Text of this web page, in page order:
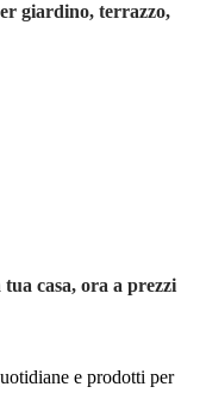
giardino, terrazzo,
casa, ora a prezzi
e prodotti per